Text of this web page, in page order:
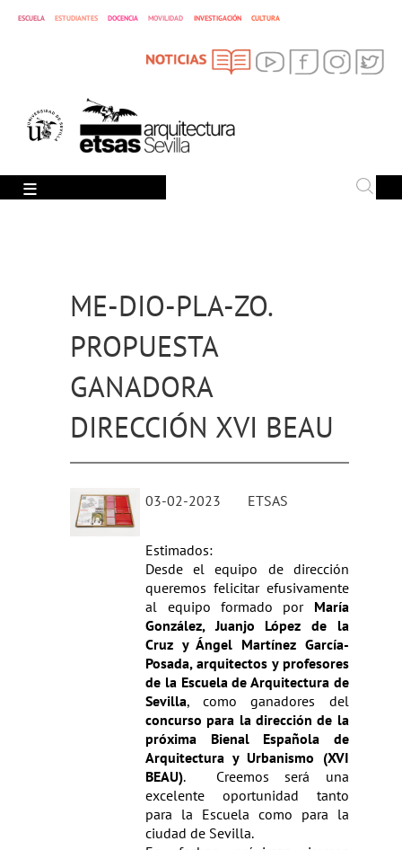
ESCUELA ESTUDIANTES DOCENCIA MOVILIDAD INVESTIGACIÓN CULTURA
ME-DIO-PLA-ZO.
PROPUESTA
GANADORA
DIRECCIÓN XVI BEAU
ETSAS
03-02-2023
Estimados:
Desde el equipo de dirección
queremos felicitar efusivamente
al equipo formado por María
González, Juanjo López de la
Cruz y Ángel Martínez García-
Posada, arquitectos y profesores
de la Escuela de Arquitectura de
Sevilla, como ganadores del
concurso para la dirección de la
próxima Bienal Española de
Arquitectura y Urbanismo (XVI
BEAU). Creemos será una
excelente oportunidad tanto
para la Escuela como para la
ciudad de Sevilla.